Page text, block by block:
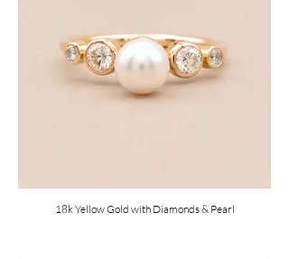
18k Yellow Gold with Diamonds & Pearl